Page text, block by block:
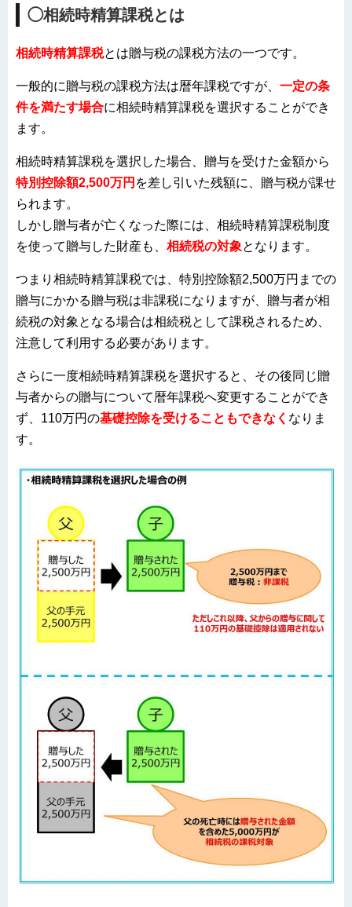
◯相続時精算課税とは
相続時精算課税とは贈与税の課税方法の一つです。
一般的に贈与税の課税方法は暦年課税ですが、 一定の条
件を満たす場合に相続時精算課税を選択することができ
ます。
相続時精算課税を選択した場合、贈与を受けた金額から
特別控除額2,500万円 を差し引いた残額に、贈与税が課せ
られます。
しかし贈与者が亡くなった際には、相続時精算課税制度
を使って贈与した財産も、 相続税の対象となります。
つまり相続時精算課税では、特別控除額2,500万円までの
贈与にかかる贈与税は非課税になりますが、贈与者が相
続税の対象となる場合は相続税として課税されるため、
注意して利用する必要があります。
さらに一度相続時精算課税を選択すると、その後同じ贈
与者からの贈与について暦年課税へ変更することができ
ず、110万円の基礎控除を受けることもできなく なりま
す。